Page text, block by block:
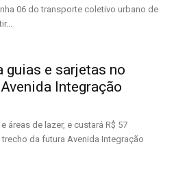
06 do transporte coletivo urbano de
e sarjetas no
Integração
áreas de lazer, e custará R$ 57
da futura Avenida Integração